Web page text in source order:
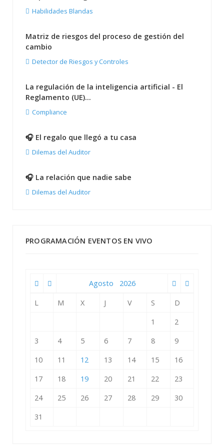
Habilidades Blandas
Matriz de riesgos del proceso de gestión del
cambio
Detector de Riesgos y Controles
La regulación de la inteligencia artificial - El
Reglamento (UE)...
Compliance
🎧 El regalo que llegó a tu casa
Dilemas del Auditor
🎧 La relación que nadie sabe
Dilemas del Auditor
PROGRAMACIÓN EVENTOS EN VIVO
Agosto 2026
L M X J V S
D
1
2
3
4 5 6 7 8
9
10
11 12 13 14 15
16
17
18 19 20 21 22
23
24
25 26 27 28 29
30
31